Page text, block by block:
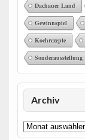
Dachauer Land
Gewinnspiel
Kochrezepte
Sonderausstellung
Archiv
Archiv